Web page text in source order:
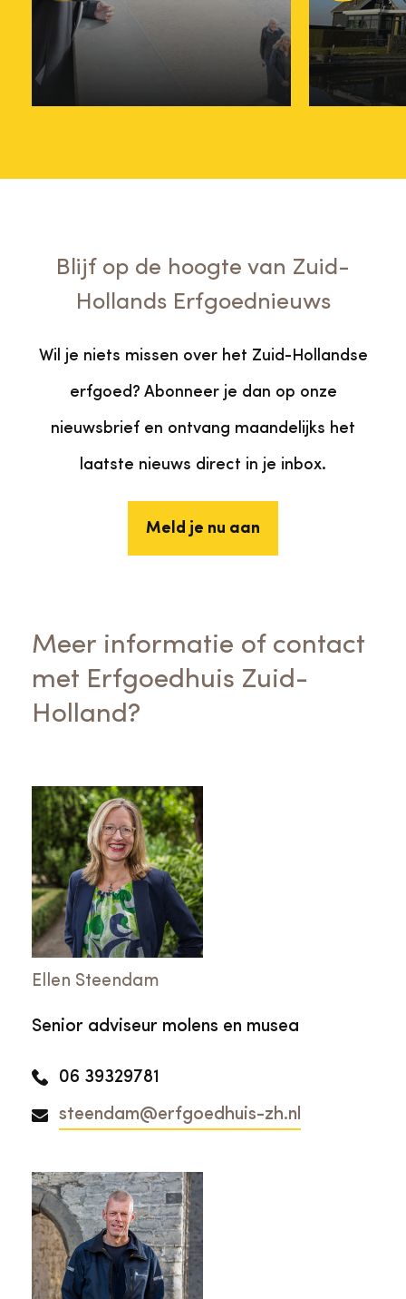
je nu in
07 mei
Blijf op de hoogte van Zuid-
Hollands Erfgoednieuws
Wil je niets missen over het Zuid-Hollandse
erfgoed? Abonneer je dan op onze
nieuwsbrief en ontvang maandelijks het
laatste nieuws direct in je inbox.
Meld je nu aan
Meer informatie of contact
met Erfgoedhuis Zuid-
Holland?
Ellen Steendam
Senior adviseur molens en musea
06 39329781
steendam@erfgoedhuis-zh.nl